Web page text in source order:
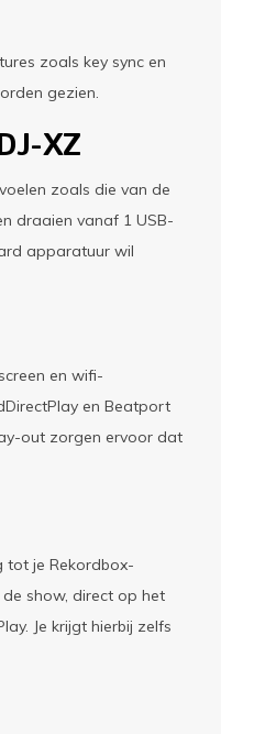
zoals key sync en
gezien.
XZ
zoals die van de
draaien vanaf 1 USB-
apparatuur wil
en wifi-
en Beatport
out zorgen ervoor dat
tot je Rekordbox-
show, direct op het
Je krijgt hierbij zelfs